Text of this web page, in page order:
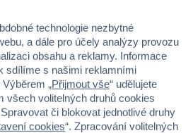
z 2 hodnocení
doporučuje
technologie nezbytné
a dále pro účely analýzy provozu
obsahu a reklamy. Informace
sdílíme s našimi reklamními
„Přijmout vše“ udělujete
všech volitelných druhů cookies
či blokovat jednotlivé druhy
cookies“. Zpracování volitelných